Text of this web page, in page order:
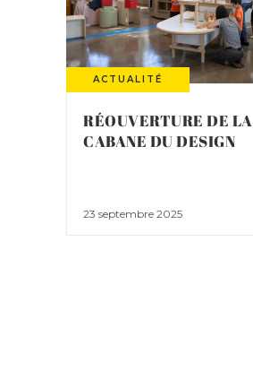
ACTUALITÉ
RÉOUVERTURE DE LA
CABANE DU DESIGN
23 septembre 2025